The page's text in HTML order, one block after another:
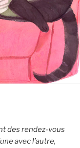
des rendez-vous
avec l’autre,